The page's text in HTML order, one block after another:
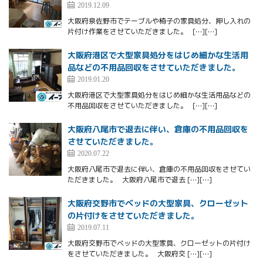
2019.12.09
大阪府泉佐野市でテーブルや椅子の家具処分、押し入れの
片付け作業をさせていただきました。 […][…]
大阪府港区で大型家具処分をはじめ細かな生活用
品などの不用品回収をさせていただきました。
2019.01.20
大阪府港区で大型家具処分をはじめ細かな生活用品などの
不用品回収をさせていただきました。 […][…]
大阪府八尾市で退去に伴い、倉庫の不用品回収を
させていただきました。
2020.07.22
大阪府八尾市で退去に伴い、倉庫の不用品回収をさせてい
ただきました。 大阪府八尾市で退去 […][…]
大阪府交野市でベッドの大型家具、クローゼット
の片付けをさせていただきました。
2019.07.11
大阪府交野市でベッドの大型家具、クローゼットの片付け
をさせていただきました。 大阪府交 […][…]